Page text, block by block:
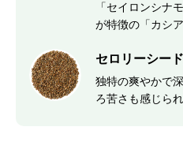
「セイロンシナ
が特徴の「カシ
セロリーシー
独特の爽やかで
ろ苦さも感じら